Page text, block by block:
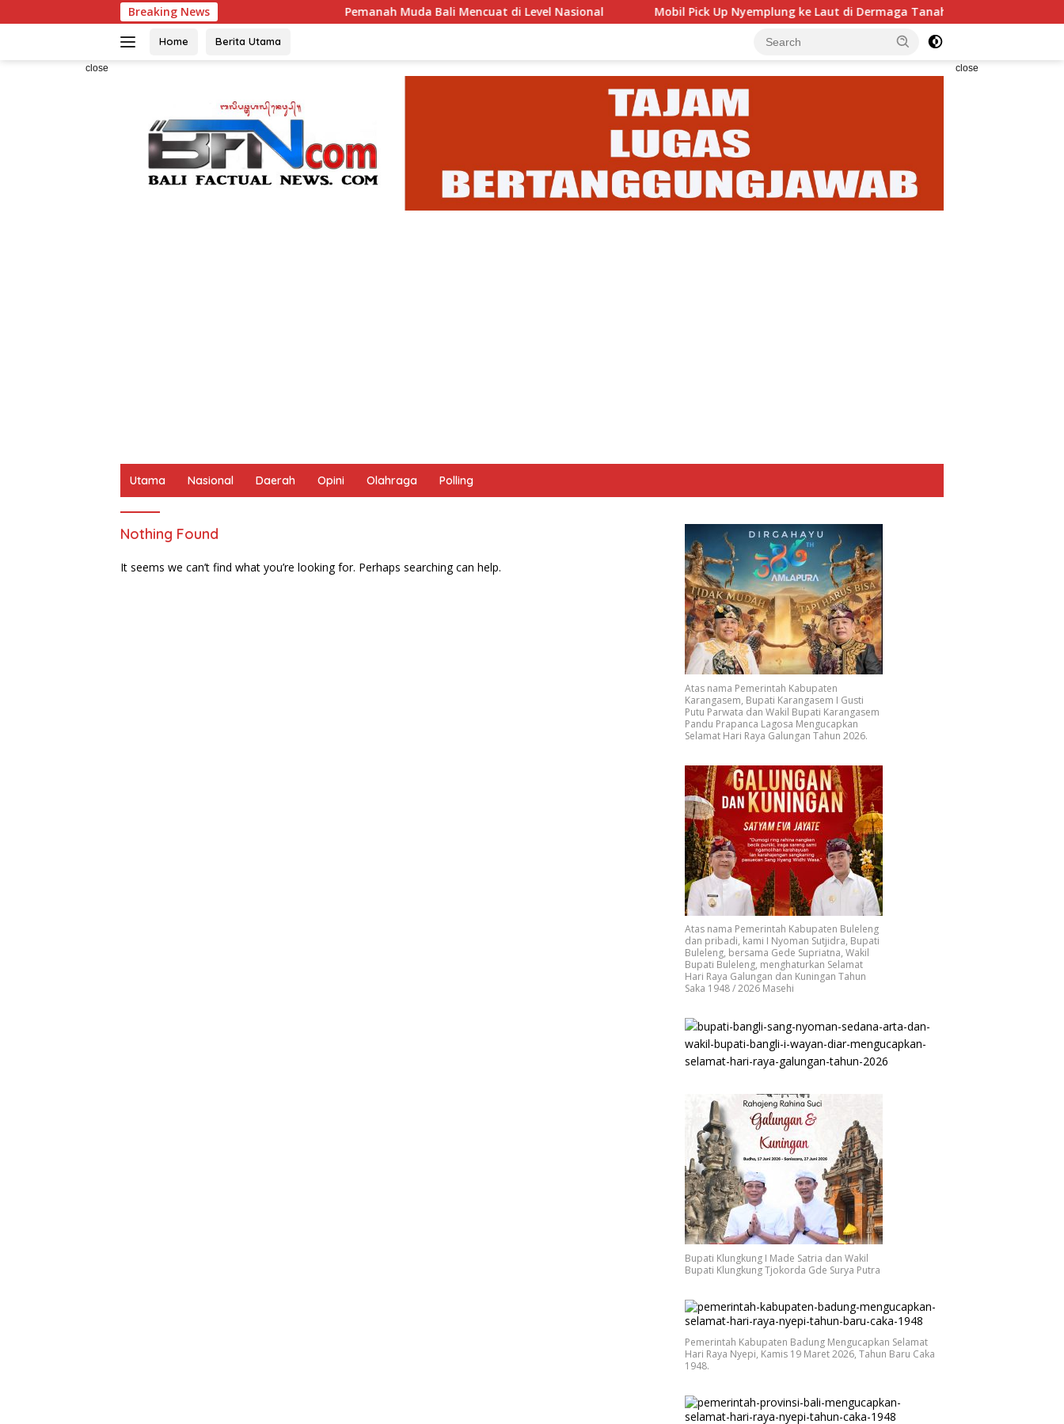
to
Breaking News Pemanah Muda Bali Mencuat di Level Nasional Mobil Pick Up Nyemplung ke Laut di Dermaga Tanah Ampo, Dua Orang Alami Luka Serius
Home Berita Utama
close close
Utama Nasional Daerah Opini Olahraga Polling
Nothing Found
It seems we can’t find what you’re looking for. Perhaps searching can help.
Atas nama Pemerintah Kabupaten
Karangasem, Bupati Karangasem I Gusti
Putu Parwata dan Wakil Bupati Karangasem
Pandu Prapanca Lagosa Mengucapkan
Selamat Hari Raya Galungan Tahun 2026.
Atas nama Pemerintah Kabupaten Buleleng
dan pribadi, kami I Nyoman Sutjidra, Bupati
Buleleng, bersama Gede Supriatna, Wakil
Bupati Buleleng, menghaturkan Selamat
Hari Raya Galungan dan Kuningan Tahun
Saka 1948 / 2026 Masehi
Bupati Klungkung I Made Satria dan Wakil
Bupati Klungkung Tjokorda Gde Surya Putra
Pemerintah Kabupaten Badung Mengucapkan Selamat
Hari Raya Nyepi, Kamis 19 Maret 2026, Tahun Baru Caka
1948.